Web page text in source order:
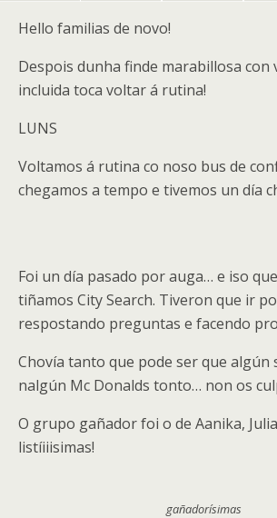
Hello familias de novo!
Despois dunha finde marabillosa con
incluida toca voltar á rutina!
LUNS
Voltamos á rutina co noso bus de
chegamos a tempo e tivemos un día
Foi un día pasado por auga… e iso
tiñamos City Search. Tiveron que ir
respostando preguntas e facendo
Chovía tanto que pode ser que algún
nalgún Mc Donalds tonto… non os
O grupo gañador foi o de Aanika,
listíiiisimas!
gañadorísimas